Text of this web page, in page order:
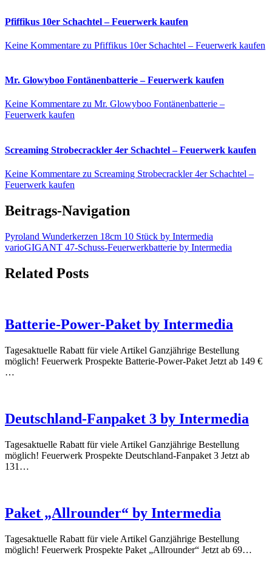
Pfiffikus 10er Schachtel – Feuerwerk kaufen
Keine Kommentare zu Pfiffikus 10er Schachtel – Feuerwerk kaufen
Mr. Glowyboo Fontänenbatterie – Feuerwerk kaufen
Keine Kommentare zu Mr. Glowyboo Fontänenbatterie –
Feuerwerk kaufen
Screaming Strobecrackler 4er Schachtel – Feuerwerk kaufen
Keine Kommentare zu Screaming Strobecrackler 4er Schachtel –
Feuerwerk kaufen
Beitrags-Navigation
Pyroland Wunderkerzen 18cm 10 Stück by Intermedia
varioGIGANT 47-Schuss-Feuerwerkbatterie by Intermedia
Related Posts
Batterie-Power-Paket by Intermedia
Tagesaktuelle Rabatt für viele Artikel Ganzjährige Bestellung
möglich! Feuerwerk Prospekte Batterie-Power-Paket Jetzt ab 149 €
…
Deutschland-Fanpaket 3 by Intermedia
Tagesaktuelle Rabatt für viele Artikel Ganzjährige Bestellung
möglich! Feuerwerk Prospekte Deutschland-Fanpaket 3 Jetzt ab
131…
Paket „Allrounder“ by Intermedia
Tagesaktuelle Rabatt für viele Artikel Ganzjährige Bestellung
möglich! Feuerwerk Prospekte Paket „Allrounder“ Jetzt ab 69…